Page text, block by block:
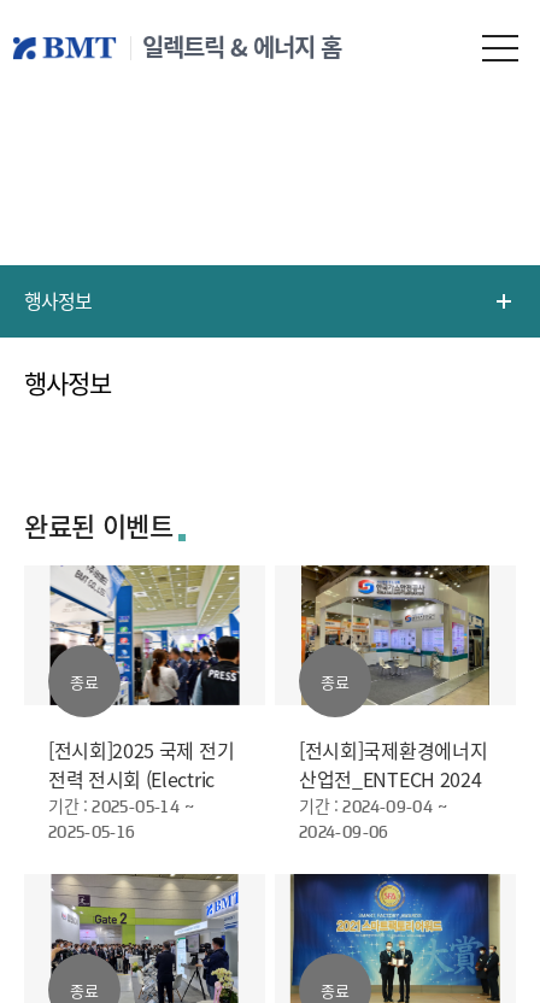
일렉트릭 & 에너지 홈
행사정보
행사정보
완료된 이벤트
종료
[전시회]2025 국제 전기
전력 전시회 (Electric
Power Tech Korea
2025)
기간 :2025-05-14 ~
2025-05-16
종료
[전시회]국제환경에너지
산업전_ENTECH 2024
기간 :2024-09-04 ~
2024-09-06
종료 종료